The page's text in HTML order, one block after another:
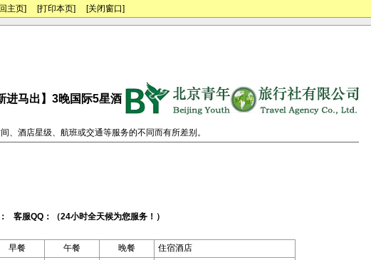
主页] [打印本页] [关闭窗口]
进马出】3晚国际5星酒
、酒店星级、航班或交通等服务的不同而有所差别。
客服QQ：（24小时全天候为您服务！）
早餐 午餐 晚餐
住宿酒店